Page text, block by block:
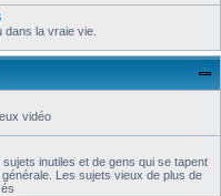
la vraie vie.
vidéo
inutiles et de gens qui se tapent
Les sujets vieux de plus de